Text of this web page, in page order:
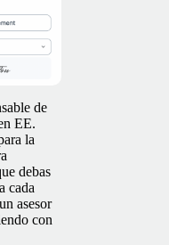
de
EE.
la
debas
cada
asesor
con